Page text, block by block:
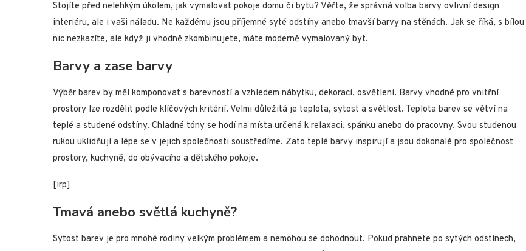
Stojíte před nelehkým úkolem, jak vymalovat pokoje domu či bytu? Věřte, že správná volba barvy ovlivní design
interiéru, ale i vaši náladu. Ne každému jsou příjemné syté odstíny anebo tmavší barvy na stěnách. Jak se říká, s bílou
nic nezkazíte, ale když ji vhodně zkombinujete, máte moderně vymalovaný byt.
Barvy a zase barvy
Výběr barev by měl komponovat s barevností a vzhledem nábytku, dekorací, osvětlení. Barvy vhodné pro vnitřní
prostory lze rozdělit podle klíčových kritérií. Velmi důležitá je teplota, sytost a světlost. Teplota barev se větví na
teplé a studené odstíny. Chladné tóny se hodí na místa určená k relaxaci, spánku anebo do pracovny. Svou studenou
rukou uklidňují a lépe se v jejich společnosti soustředíme. Zato teplé barvy inspirují a jsou dokonalé pro společnost
prostory, kuchyně, do obývacího a dětského pokoje.
[irp]
Tmavá anebo světlá kuchyně?
Sytost barev je pro mnohé rodiny velkým problémem a nemohou se dohodnout. Pokud prahnete po sytých odstínech,